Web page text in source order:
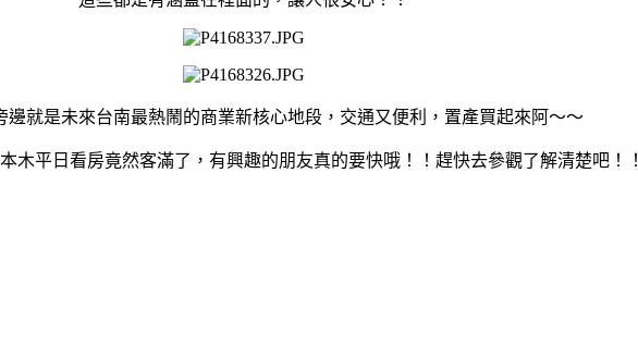
邊就是未來台南最熱鬧的商業新核心地段，交通又便利，置產買起來阿～～
木平日看房竟然客滿了，有興趣的朋友真的要快哦！！趕快去參觀了解清楚吧！！